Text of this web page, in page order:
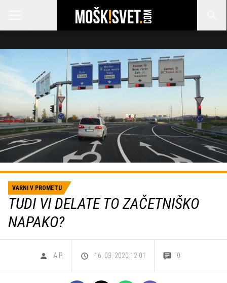
VARNI V PROMETU
TUDI VI DELATE TO ZAČETNIŠKO
NAPAKO?
A.P. 16. 03. 2020 12.01 0